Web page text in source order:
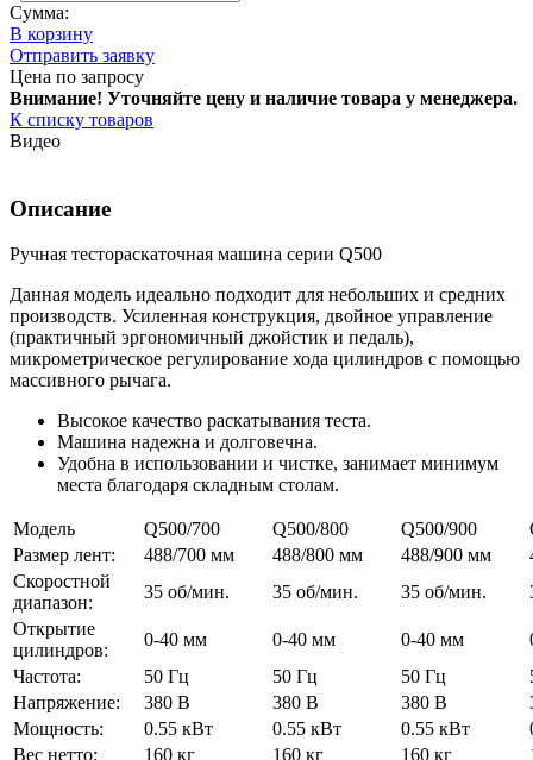
Сумма:
В корзину
Отправить заявку
Цена по запросу
Внимание! Уточняйте цену и наличие товара у менеджера.
К списку товаров
Видео
Описание
Ручная тестораскаточная машина серии Q500
Данная модель идеально подходит для небольших и средних
производств. Усиленная конструкция, двойное управление
(практичный эргономичный джойстик и педаль),
микрометрическое регулирование хода цилиндров с помощью
массивного рычага.
Высокое качество раскатывания теста.
Машина надежна и долговечна.
Удобна в использовании и чистке, занимает минимум
места благодаря складным столам.
Модель Q500/700 Q500/800 Q500/900
Размер лент:
488/700 мм 488/800 мм 488/900 мм
Скоростной
диапазон:
35 об/мин. 35 об/мин. 35 об/мин.
Открытие
цилиндров:
0-40 мм 0-40 мм 0-40 мм
Частота:
50 Гц 50 Гц 50 Гц
Напряжение:
380 В 380 В 380 В
Мощность:
0.55 кВт 0.55 кВт 0.55 кВт
Вес нетто:
160 кг 160 кг 160 кг